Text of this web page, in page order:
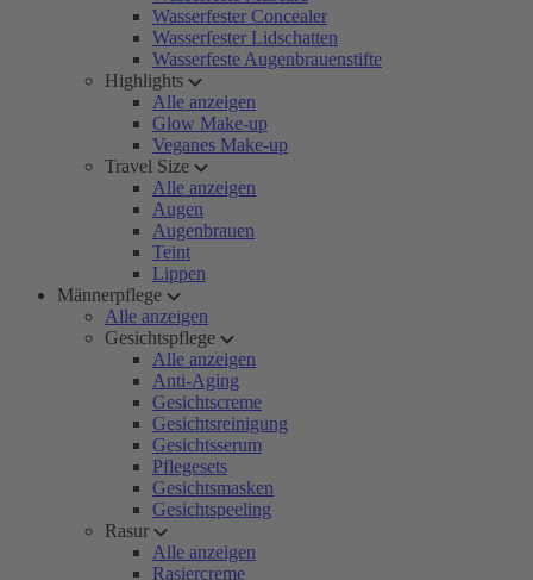
Wasserfester Concealer
Wasserfester Lidschatten
Wasserfeste Augenbrauenstifte
Highlights
Alle anzeigen
Glow Make-up
Veganes Make-up
Travel Size
Alle anzeigen
Augen
Augenbrauen
Teint
Lippen
Männerpflege
Alle anzeigen
Gesichtspflege
Alle anzeigen
Anti-Aging
Gesichtscreme
Gesichtsreinigung
Gesichtsserum
Pflegesets
Gesichtsmasken
Gesichtspeeling
Rasur
Alle anzeigen
Rasiercreme